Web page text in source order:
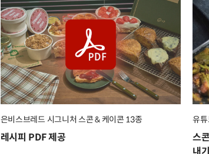
은비스브레드 시그니처 스콘 & 케이콘 13종
레시피 PDF 제공
유튜
스